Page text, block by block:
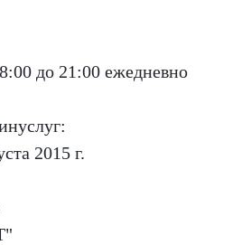
до 21:00 ежедневно
2015 г.